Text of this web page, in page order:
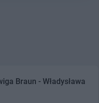
Braun - Władysława